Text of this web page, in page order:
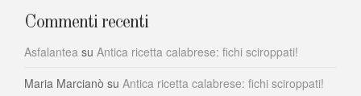
Commenti recenti
Asfalantea su Antica ricetta calabrese: fichi sciroppati!
Maria Marcianò su Antica ricetta calabrese: fichi sciroppati!